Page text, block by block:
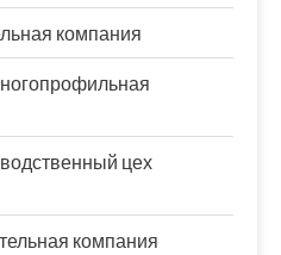
компания
цех
компания